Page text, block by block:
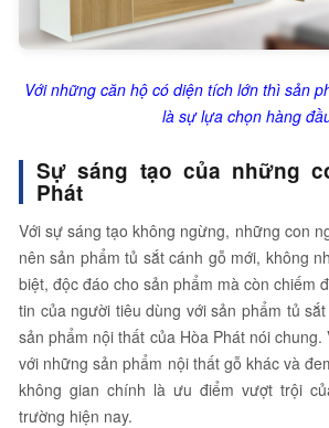
Với những căn hộ có diện tích lớn thì sản
là sự lựa chọn hàng
Sự sáng tạo của những
Phát
Với sự sáng tạo không ngừng, những con
nên sản phẩm tủ sắt cánh gỗ mới, không
biệt, độc đáo cho sản phẩm mà còn chiếm
tin của người tiêu dùng với sản phẩm tủ
sản phẩm nội thất của Hòa Phát nói chung.
với những sản phẩm nội thất gỗ khác và
không gian chính là ưu điểm vượt trội
trường hiện nay.